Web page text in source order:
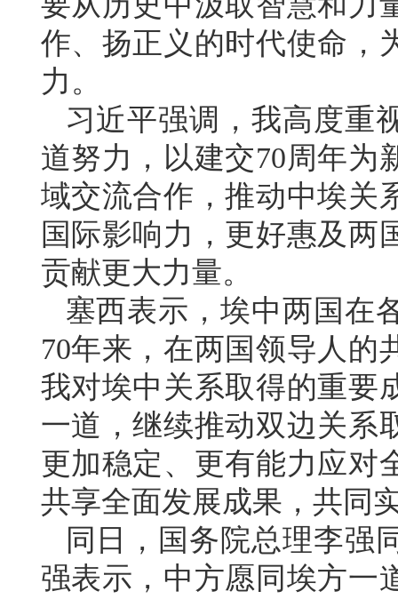
作、扬正义的时代使命，
力。
习近平强调，我高度重
道努力，以建交70周年为
域交流合作，推动中埃关
国际影响力，更好惠及两
贡献更大力量。
塞西表示，埃中两国在
70年来，在两国领导人的
我对埃中关系取得的重要
一道，继续推动双边关系
更加稳定、更有能力应对
共享全面发展成果，共同
同日，国务院总理李强
强表示，中方愿同埃方一